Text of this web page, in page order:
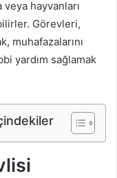
veya hayvanları
Görevleri,
muhafazalarını
yardım sağlamak